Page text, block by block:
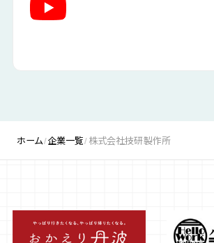
ホーム 企業一覧 株式会社技研製作所